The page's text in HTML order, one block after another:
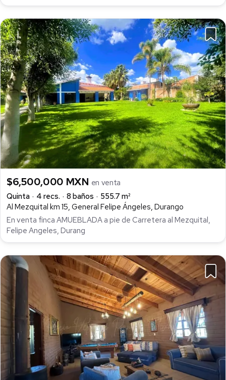
$6,500,000 MXN en venta
Quinta
4 recs. 8 baños
555.7 m²
Al Mezquital km 15, General Felipe Ángeles, Durango
En venta finca AMUEBLADA a pie de Carretera al Mezquital,
Felipe Angeles, Durang